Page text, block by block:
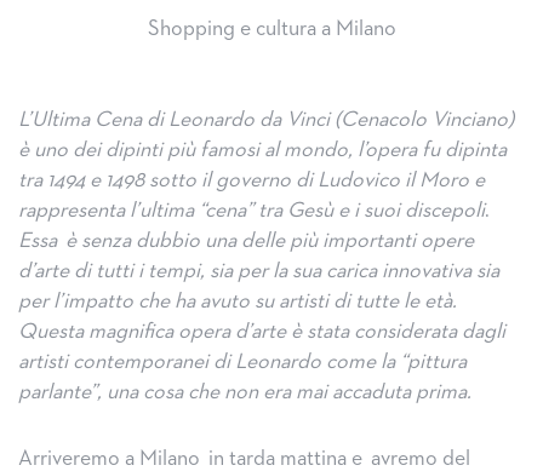
Shopping e cultura a Milano
L’Ultima Cena di Leonardo da Vinci (Cenacolo Vinciano)
è uno dei dipinti più famosi al mondo, l’opera fu dipinta
tra 1494 e 1498 sotto il governo di Ludovico il Moro e
rappresenta l’ultima “cena” tra Gesù e i suoi discepoli.
Essa è senza dubbio una delle più importanti opere
d’arte di tutti i tempi, sia per la sua carica innovativa sia
per l’impatto che ha avuto su artisti di tutte le età.
Questa magnifica opera d’arte è stata considerata dagli
artisti contemporanei di Leonardo come la “pittura
parlante”, una cosa che non era mai accaduta prima.
Arriveremo a Milano in tarda mattina e avremo del